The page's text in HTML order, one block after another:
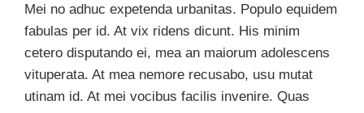
Mei no adhuc expetenda urbanitas. Populo equidem
fabulas per id. At vix ridens dicunt. His minim
cetero disputando ei, mea an maiorum adolescens
vituperata. At mea nemore recusabo, usu mutat
utinam id. At mei vocibus facilis invenire. Quas